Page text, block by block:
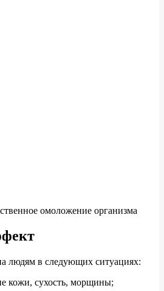
людям в следующих ситуациях:
кожи, сухость, морщины;